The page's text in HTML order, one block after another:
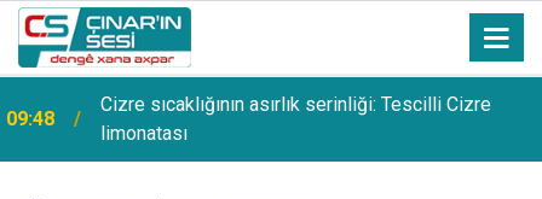
09:48
Cizre sıcaklığının asırlık serinliği: Tescilli Cizre
limonatası